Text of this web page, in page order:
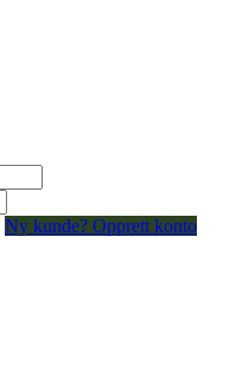
Ny kunde? Opprett konto